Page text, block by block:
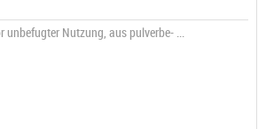
Nutzung, aus pulverbe- ...